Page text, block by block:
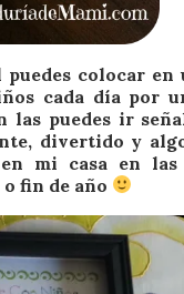
puedes colocar
cada día por
puedes ir
divertido y
mi casa en las
fin de año